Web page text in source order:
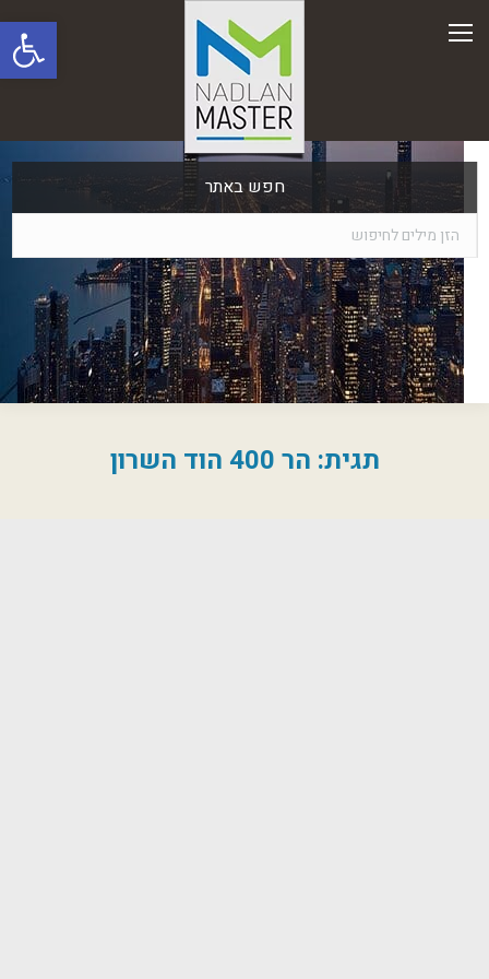
פתח
חפש באתר
תגית: הר 400 הוד השרון